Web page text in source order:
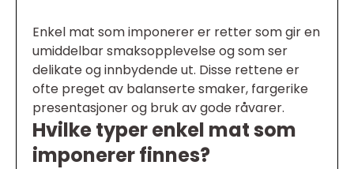
Enkel mat som imponerer er retter som gir en
umiddelbar smaksopplevelse og som ser
delikate og innbydende ut. Disse rettene er
ofte preget av balanserte smaker, fargerike
presentasjoner og bruk av gode råvarer.
Hvilke typer enkel mat som
imponerer finnes?